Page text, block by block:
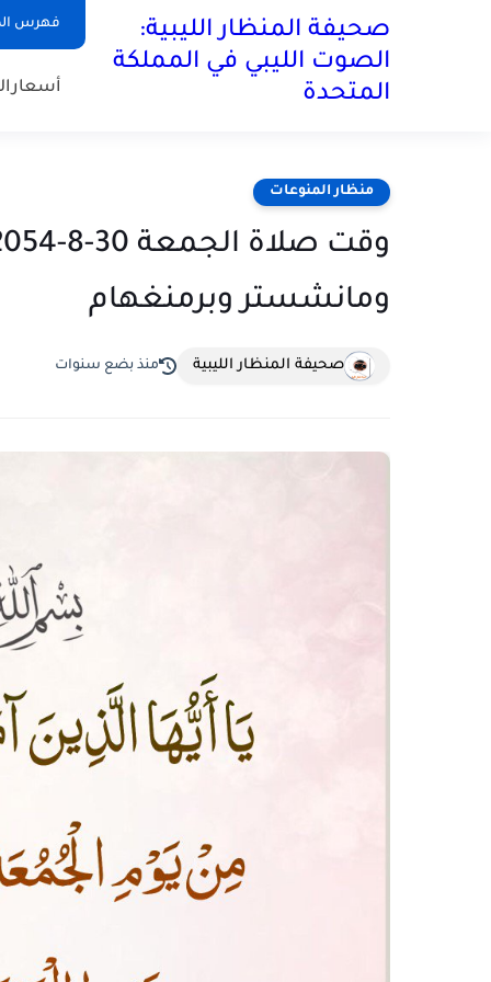
فهرس
صحيفة المنظار الليبية:
الصوت الليبي في المملكة
المتحدة
منظار المنوعات
ومانشستر وبرمنغهام
صحيفة المنظار الليبية منذ بضع سنوات